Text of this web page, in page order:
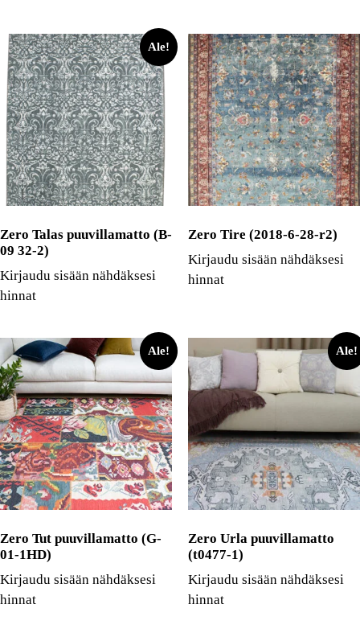
Ale!
Zero Talas puuvillamatto (B-
09 32-2)
Kirjaudu sisään nähdäksesi
hinnat
Zero Tire (2018-6-28-r2)
Kirjaudu sisään nähdäksesi
hinnat
Ale!
Zero Tut puuvillamatto (G-
01-1HD)
Kirjaudu sisään nähdäksesi
hinnat
Ale!
Zero Urla puuvillamatto
(t0477-1)
Kirjaudu sisään nähdäksesi
hinnat